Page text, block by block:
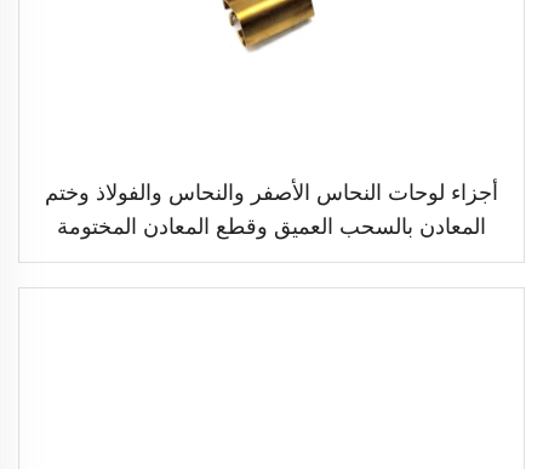
أجزاء لوحات النحاس الأصفر والنحاس والفولاذ وختم
المعادن بالسحب العميق وقطع المعادن المختومة